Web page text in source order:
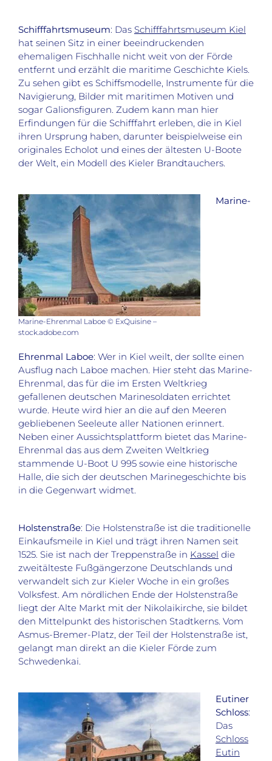
Schifffahrtsmuseum: Das Schifffahrtsmuseum Kiel
hat seinen Sitz in einer beeindruckenden
ehemaligen Fischhalle nicht weit von der Förde
entfernt und erzählt die maritime Geschichte Kiels.
Zu sehen gibt es Schiffsmodelle, Instrumente für die
Navigierung, Bilder mit maritimen Motiven und
sogar Galionsfiguren. Zudem kann man hier
Erfindungen für die Schifffahrt erleben, die in Kiel
ihren Ursprung haben, darunter beispielweise ein
originales Echolot und eines der ältesten U-Boote
der Welt, ein Modell des Kieler Brandtauchers.
Marine-Ehrenmal Laboe © ExQuisine –
stock.adobe.com
Marine-
Ehrenmal Laboe: Wer in Kiel weilt, der sollte einen
Ausflug nach Laboe machen. Hier steht das Marine-
Ehrenmal, das für die im Ersten Weltkrieg
gefallenen deutschen Marinesoldaten errichtet
wurde. Heute wird hier an die auf den Meeren
gebliebenen Seeleute aller Nationen erinnert.
Neben einer Aussichtsplattform bietet das Marine-
Ehrenmal das aus dem Zweiten Weltkrieg
stammende U-Boot U 995 sowie eine historische
Halle, die sich der deutschen Marinegeschichte bis
in die Gegenwart widmet.
Holstenstraße: Die Holstenstraße ist die traditionelle
Einkaufsmeile in Kiel und trägt ihren Namen seit
1525. Sie ist nach der Treppenstraße in Kassel die
zweitälteste Fußgängerzone Deutschlands und
verwandelt sich zur Kieler Woche in ein großes
Volksfest. Am nördlichen Ende der Holstenstraße
liegt der Alte Markt mit der Nikolaikirche, sie bildet
den Mittelpunkt des historischen Stadtkerns. Vom
Asmus-Bremer-Platz, der Teil der Holstenstraße ist,
gelangt man direkt an die Kieler Förde zum
Schwedenkai.
Eutiner
Schloss:
Das
Schloss
Eutin